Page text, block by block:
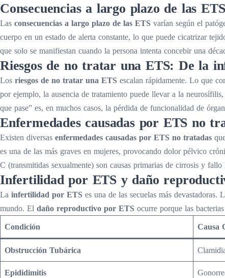
Consecuencias a largo plazo de las
Las consecuencias a largo plazo de las ETS varían según el
cuerpo en un estado de alerta constante, lo que puede cicatrizar
que solo se manifiestan cuando la persona intenta concebir una
Riesgos de no tratar una ETS: De la
Los riesgos de no tratar una ETS escalan rápidamente. Lo que
por ejemplo, la ausencia de tratamiento puede llevar a la
que pase” es, en muchos casos, la pérdida de funcionalidad de
Enfermedades causadas por ETS no
Existen diversas enfermedades causadas por ETS no tratadas
es una de las más graves en mujeres, provocando dolor pélvico
C (transmitidas sexualmente) son causas primarias de cirrosis y fallo
Infertilidad por ETS y daño
La infertilidad por ETS es una de las secuelas más
mundo. El daño reproductivo por ETS ocurre porque las
Condición Causa
Obstrucción Tubárica
Epididimitis